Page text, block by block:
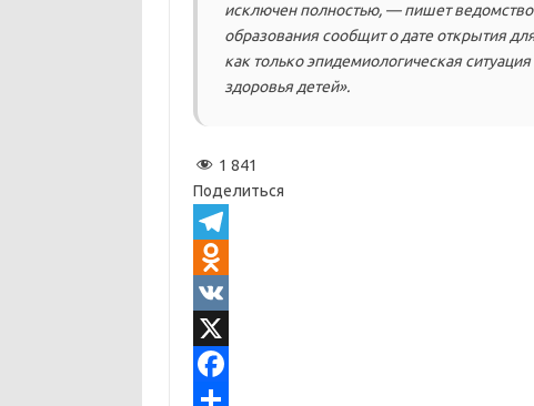
исключен полностью, — пишет
образования сообщит о дате открытия
как только эпидемиологическая
здоровья детей».
1 841
Поделиться
T
e
e
g
O
n
o
V
KX